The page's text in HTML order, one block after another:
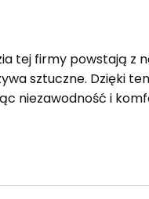
tej firmy powstają z
sztuczne. Dzięki
niezawodność i